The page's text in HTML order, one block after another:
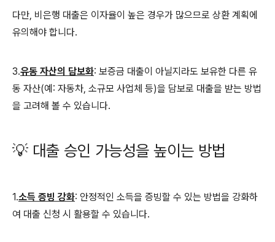
다만, 비은행 대출은 이자율이 높은 경우가 많으므로 상환 계획에
유의해야 합니다.
3.유동 자산의 담보화: 보증금 대출이 아닐지라도 보유한 다른 유
동 자산(예: 자동차, 소규모 사업체 등)을 담보로 대출을 받는 방법
을 고려해 볼 수 있습니다.
💡 대출 승인 가능성을 높이는 방법
1.소득 증빙 강화: 안정적인 소득을 증빙할 수 있는 방법을 강화하
여 대출 신청 시 활용할 수 있습니다.